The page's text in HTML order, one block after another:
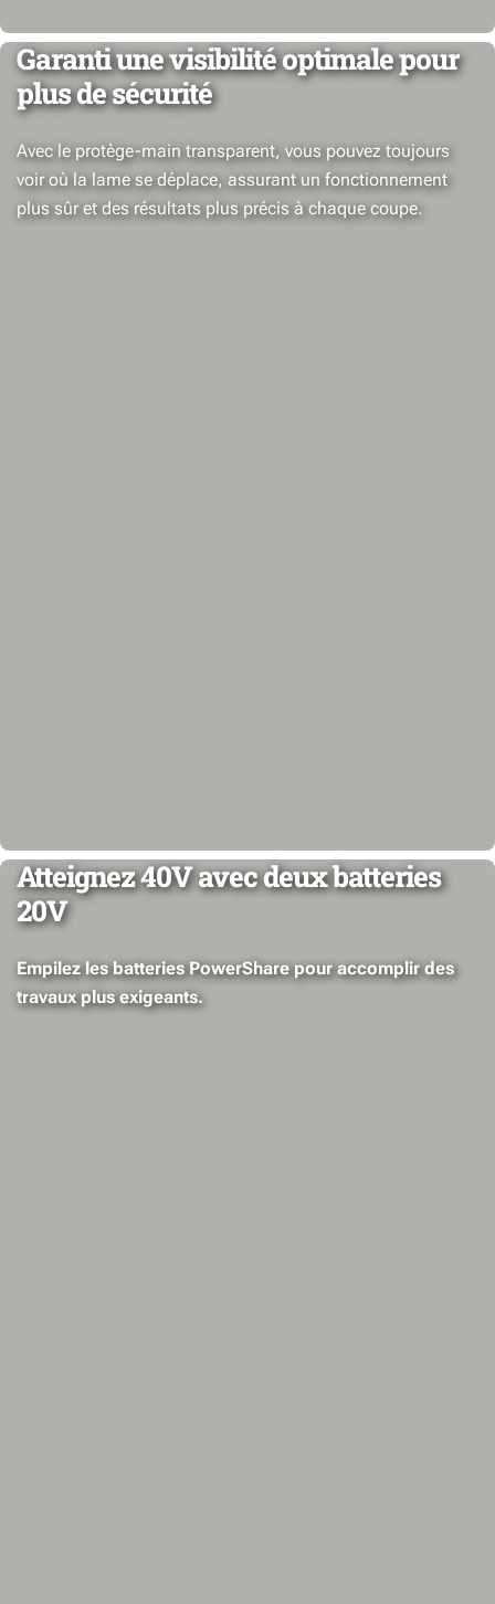
Garanti une visibilité optimale pour
plus de sécurité
Avec le protège-main transparent, vous pouvez toujours
voir où la lame se déplace, assurant un fonctionnement
plus sûr et des résultats plus précis à chaque coupe.
Atteignez 40V avec deux batteries
20V
Empilez les batteries PowerShare pour accomplir des
travaux plus exigeants.